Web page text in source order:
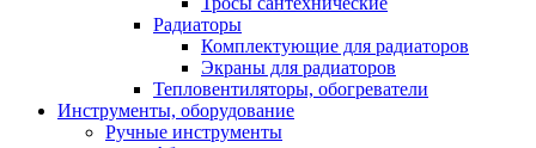
Радиаторы
Комплектующие для радиаторов
Экраны для радиаторов
Тепловентиляторы, обогреватели
Инструменты, оборудование
Ручные инструменты